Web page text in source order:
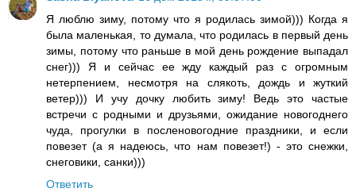
Я люблю зиму, потому что я родилась зимой))) Когда я
была маленькая, то думала, что родилась в первый день
зимы, потому что раньше в мой день рождение выпадал
снег))) Я и сейчас ее жду каждый раз с огромным
нетерпением, несмотря на слякоть, дождь и жуткий
ветер))) И учу дочку любить зиму! Ведь это частые
встречи с родными и друзьями, ожидание новогоднего
чуда, прогулки в посленовогодние праздники, и если
повезет (а я надеюсь, что нам повезет!) - это снежки,
снеговики, санки)))
Ответить